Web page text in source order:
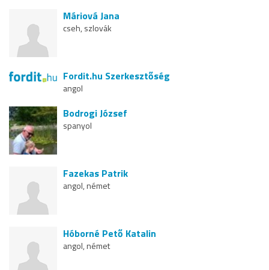
Máriová Jana
cseh, szlovák
Fordit.hu Szerkesztőség
angol
Bodrogi József
spanyol
Fazekas Patrik
angol, német
Hóborné Pető Katalin
angol, német